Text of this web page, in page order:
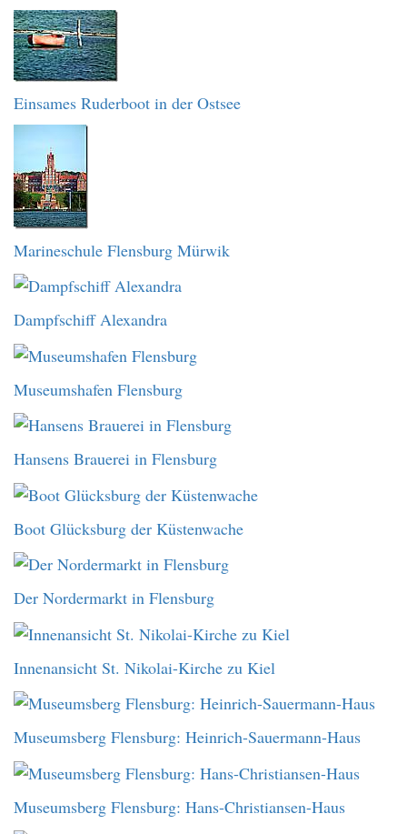
Einsames Ruderboot in der Ostsee
Marineschule Flensburg Mürwik
Dampfschiff Alexandra
Museumshafen Flensburg
Hansens Brauerei in Flensburg
Boot Glücksburg der Küstenwache
Der Nordermarkt in Flensburg
Innenansicht St. Nikolai-Kirche zu Kiel
Museumsberg Flensburg: Heinrich-Sauermann-Haus
Museumsberg Flensburg: Hans-Christiansen-Haus